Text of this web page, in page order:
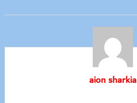
aion sharkia